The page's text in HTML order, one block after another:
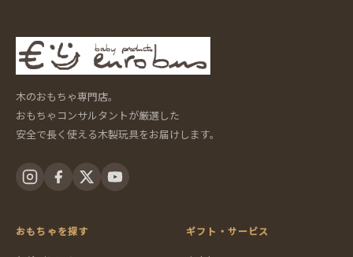
木のおもちゃ専門店。
おもちゃコンサルタントが厳選した
安全で長く使える木製玩具をお届けします。
おもちゃを探す ギフト・サービス